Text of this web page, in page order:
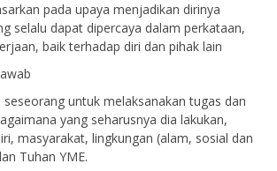
pada upaya menjadikan dirinya
selalu dapat dipercaya dalam perkataan,
baik terhadap diri dan pihak lain
seseorang untuk melaksanakan tugas dan
yang seharusnya dia lakukan,
masyarakat, lingkungan (alam, sosial dan
Tuhan YME.